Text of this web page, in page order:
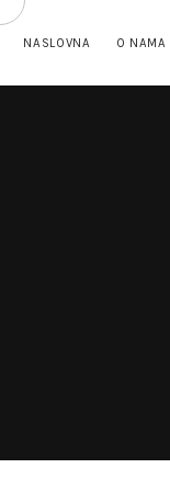
NASLOVNA O NAMA